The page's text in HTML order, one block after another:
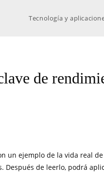
Tecnología y
de
un ejemplo de la vida real
Después de leerlo, podrá